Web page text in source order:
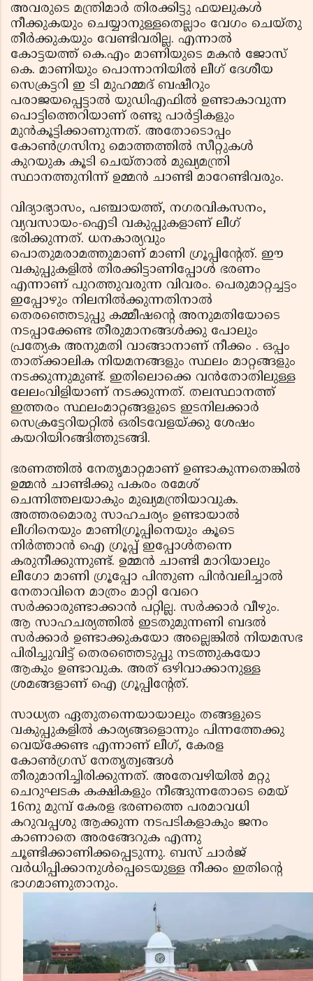
അവരുടെ മന്ത്രിമാര്‍ തിരക്കിട്ടു ഫയലുകള്‍
നീക്കുകയും ചെയ്യാനുള്ളതെല്ലാം വേഗം ചെയ്തു
തീര്‍ക്കുകയും വേണ്ടിവരില്ല. എന്നാല്‍
കോട്ടയത്ത് കെ.എം മാണിയുടെ മകന്‍ ജോസ്
കെ. മാണിയും പൊന്നാനിയില്‍ ലീഗ് ദേശീയ
സെക്രട്ടറി ഇ ടി മുഹമ്മദ് ബഷീറും
പരാജയപ്പെട്ടാല്‍ യുഡിഎഫില്‍ ഉണ്ടാകാവുന്ന
പൊട്ടിത്തെറിയാണ് രണ്ടു പാര്‍ട്ടികളും
മുന്‍കൂട്ടിക്കാണുന്നത്. അതോടൊപ്പം
കോണ്‍ഗ്രസിനു മൊത്തത്തില്‍ സീറ്റുകള്‍
കുറയുക കൂടി ചെയ്താല്‍ മുഖ്യമന്ത്രി
സ്ഥാനത്തുനിന്ന് ഉമ്മന്‍ ചാണ്ടി മാറേണ്ടിവരും.
വിദ്യാഭ്യാസം, പഞ്ചായത്ത്, നഗരവികസനം,
വ്യവസായം-ഐടി വകുപ്പുകളാണ് ലീഗ്
ഭരിക്കുന്നത്. ധനകാര്യവും
പൊതുമരാമത്തുമാണ് മാണി ഗ്രൂപ്പിന്റേത്. ഈ
വകുപ്പുകളില്‍ തിരക്കിട്ടാണിപ്പോള്‍ ഭരണം
എന്നാണ് പുറത്തുവരുന്ന വിവരം. പെരുമാറ്റച്ചട്ടം
ഇപ്പോഴും നിലനില്‍ക്കുന്നതിനാല്‍
തെരഞ്ഞെടുപ്പു കമ്മീഷന്റെ അനുമതിയോടെ
നടപ്പാക്കേണ്ട തീരുമാനങ്ങള്‍ക്കു പോലും
പ്രത്യേക അനുമതി വാങ്ങാനാണ് നീക്കം . ഒപ്പം
താത്ക്കാലിക നിയമനങ്ങളും സ്ഥലം മാറ്റങ്ങളും
നടക്കുന്നുമുണ്ട്. ഇതിലൊക്കെ വന്‍തോതിലുള്ള
ലേലംവിളിയാണ് നടക്കുന്നത്. തലസ്ഥാനത്ത്
ഇത്തരം സ്ഥലംമാറ്റങ്ങളുടെ ഇടനിലക്കാര്‍
സെക്രട്ടേറിയറ്റില്‍ ഒരിടവേളയ്ക്കു ശേഷം
കയറിയിറങ്ങിത്തുടങ്ങി.
ഭരണത്തില്‍ നേതൃമാറ്റമാണ് ഉണ്ടാകുന്നതെങ്കില്‍
ഉമ്മന്‍ ചാണ്ടിക്കു പകരം രമേശ്
ചെന്നിത്തലയാകും മുഖ്യമന്ത്രിയാവുക.
അത്തരമൊരു സാഹചര്യം ഉണ്ടായാല്‍
ലീഗിനെയും മാണിഗ്രൂപ്പിനെയും കൂടെ
നിര്‍ത്താന്‍ ഐ ഗ്രൂപ്പ് ഇപ്പോള്‍തന്നെ
കരുനീക്കുന്നുണ്ട്. ഉമ്മന്‍ ചാണ്ടി മാറിയാലും
ലീഗോ മാണി ഗ്രൂപ്പോ പിന്തുണ പിന്‍വലിച്ചാല്‍
നേതാവിനെ മാത്രം മാറ്റി വേറെ
സര്‍ക്കാരുണ്ടാക്കാന്‍ പറ്റില്ല. സര്‍ക്കാര്‍ വീഴും.
ആ സാഹചര്യത്തില്‍ ഇടതുമുന്നണി ബദല്‍
സര്‍ക്കാര്‍ ഉണ്ടാക്കുകയോ അല്ലെങ്കില്‍ നിയമസഭ
പിരിച്ചുവിട്ട് തെരഞ്ഞെടുപ്പു നടത്തുകയോ
ആകും ഉണ്ടാവുക. അത് ഒഴിവാക്കാനുള്ള
ശ്രമങ്ങളാണ് ഐ ഗ്രൂപ്പിന്റേത്.
സാധ്യത ഏതുതന്നെയായാലും തങ്ങളുടെ
വകുപ്പുകളില്‍ കാര്യങ്ങളൊന്നും പിന്നത്തേക്കു
വെയ്‌ക്കേണ്ട എന്നാണ് ലീഗ്, കേരള
കോണ്‍ഗ്രസ് നേതൃത്വങ്ങള്‍
തീരുമാനിച്ചിരിക്കുന്നത്. അതേവഴിയില്‍ മറ്റു
ചെറുഘടക കക്ഷികളും നീങ്ങുന്നതോടെ മെയ്
16നു മുമ്പ് കേരള ഭരണത്തെ പരമാവധി
കറുവപ്പശു ആക്കുന്ന നടപടികളാകും ജനം
കാണാതെ അരങ്ങേറുക എന്നു
ചൂണ്ടിക്കാണിക്കപ്പെടുന്നു. ബസ് ചാര്‍ജ്
വര്‍ധിപ്പിക്കാനുള്‍പ്പെടെയുള്ള നീക്കം ഇതിന്റെ
ഭാഗമാണുതാനും.